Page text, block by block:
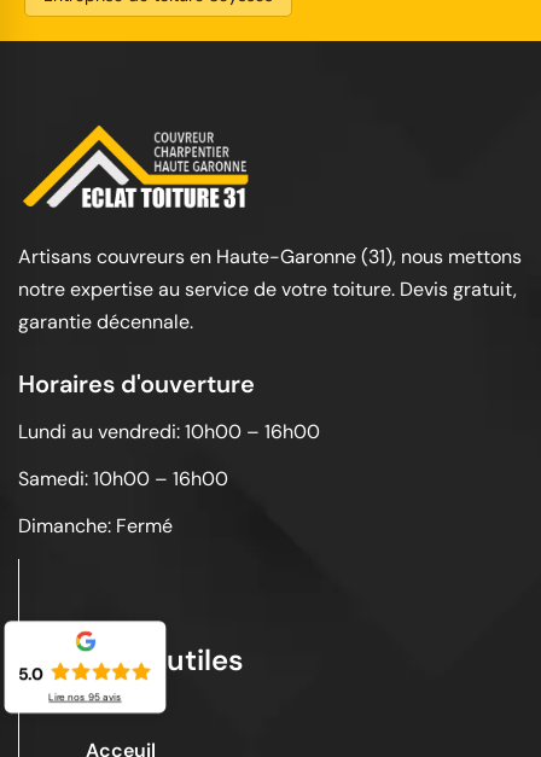
Artisans couvreurs en Haute-Garonne (31), nous mettons
notre expertise au service de votre toiture. Devis gratuit,
garantie décennale.
Horaires d'ouverture
Lundi au vendredi: 10h00 – 16h00
Samedi: 10h00 – 16h00
Dimanche: Fermé
Liens utiles
Acceuil
5.0
Lire nos 95avis